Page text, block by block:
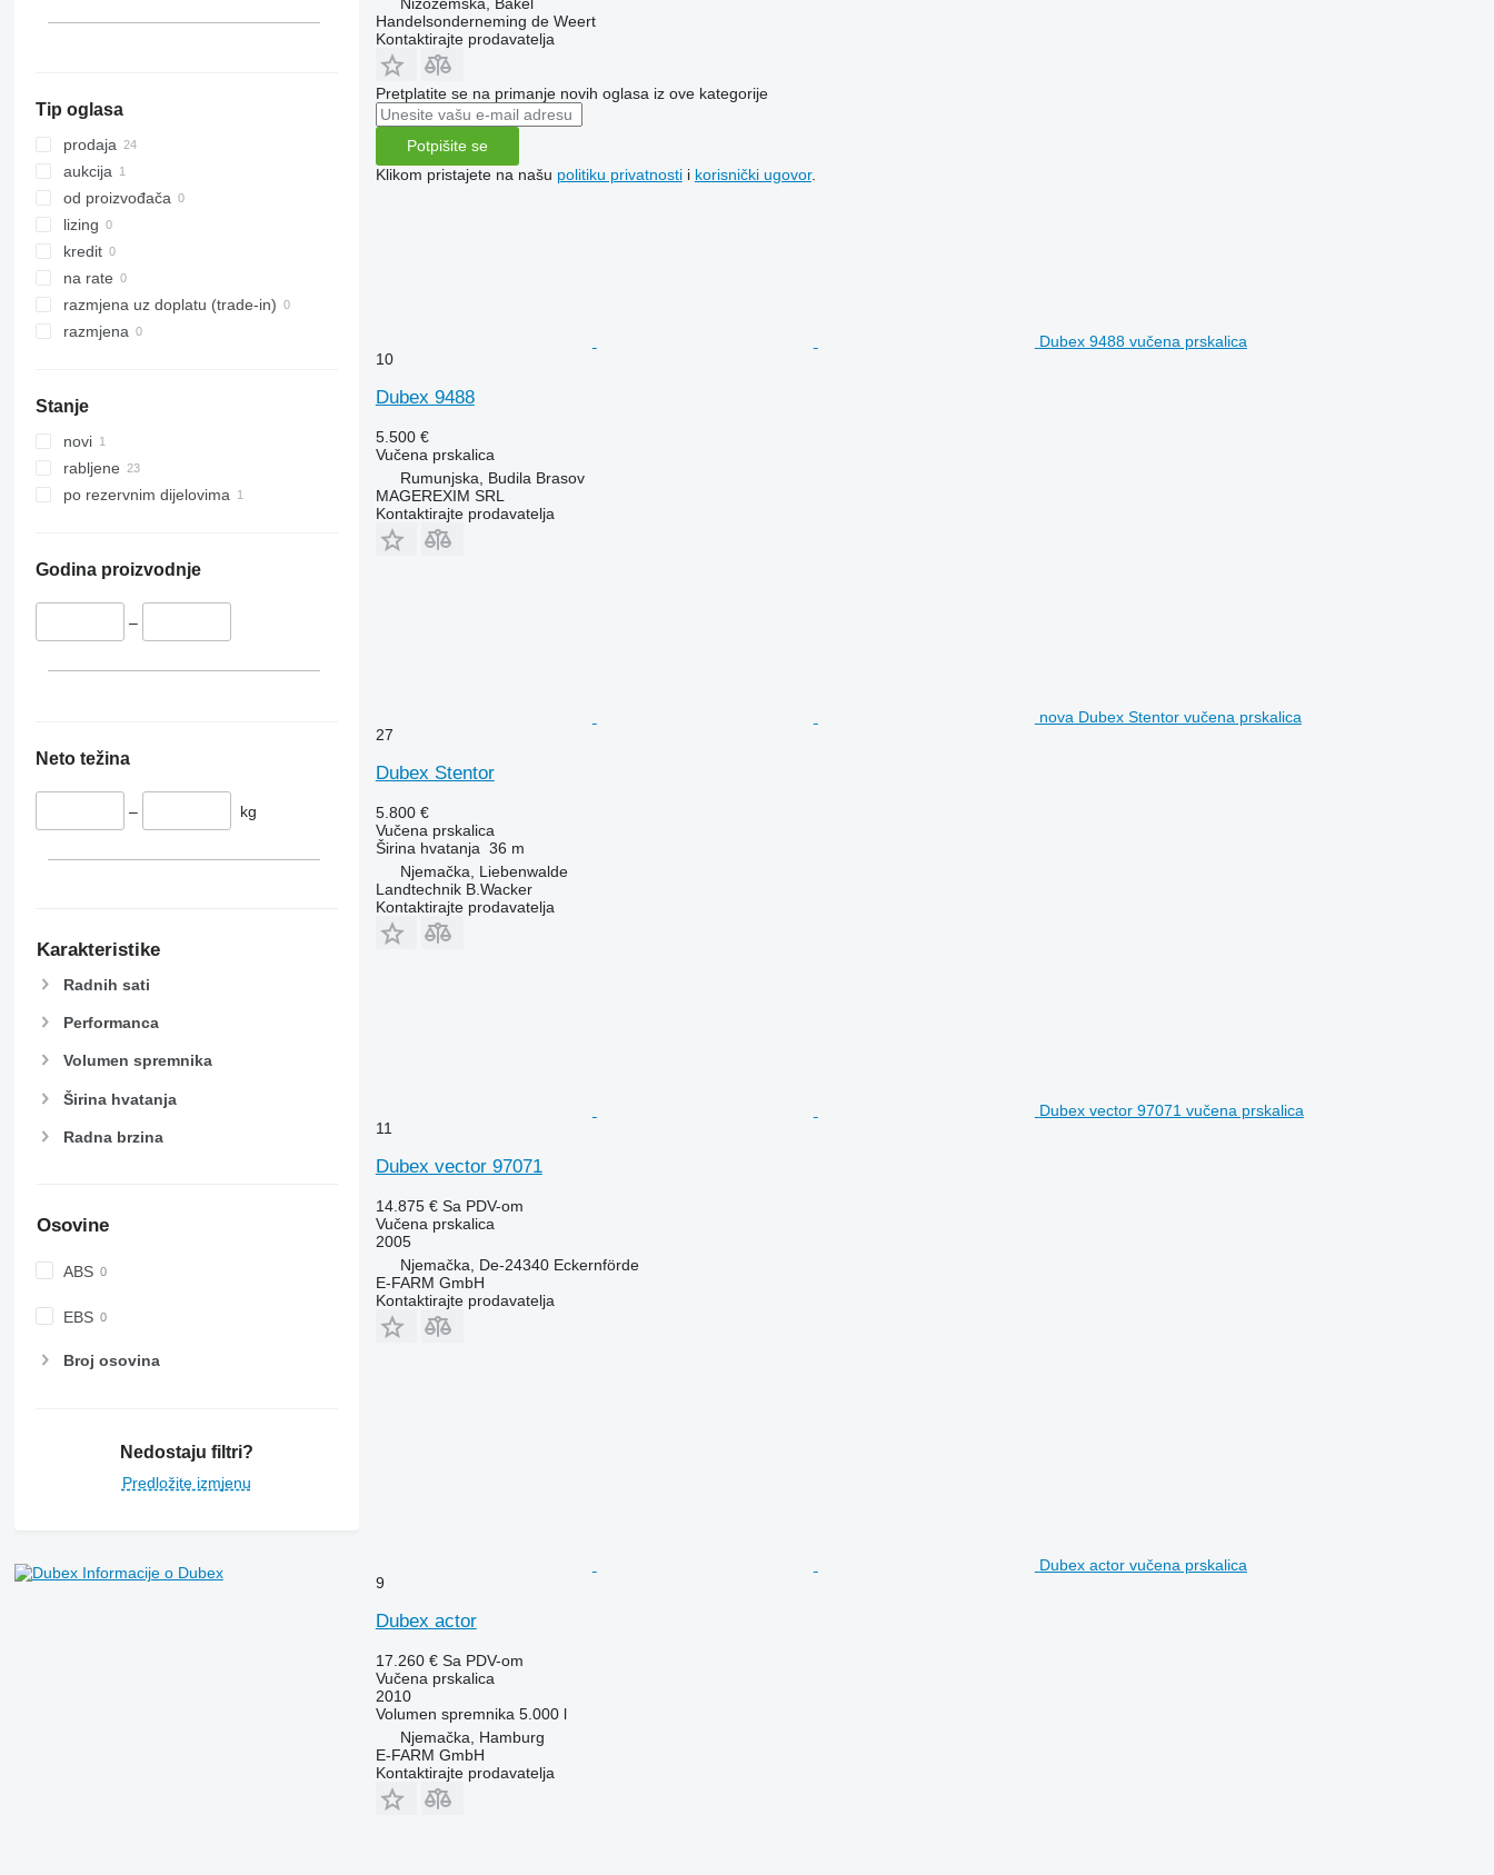
Tip oglasa
prodaja
aukcija
od proizvođača
lizing
kredit
na rate
razmjena uz doplatu (trade-in)
razmjena
Stanje
novi
rabljene
po rezervnim dijelovima
Godina proizvodnje
–
Neto težina
– kg
Karakteristike
Radnih sati
Performanca
Volumen spremnika
Širina hvatanja
Radna brzina
Osovine
ABS
EBS
Broj osovina
Nedostaju filtri?
Predložite izmjenu
Informacije o Dubex
Handelsonderneming de Weert
Kontaktirajte prodavatelja
Pretplatite se na primanje novih oglasa iz ove kategorije
Potpišite se
Klikom pristajete na našu politiku privatnostii korisnički ugovor.
Dubex 9488 vučena prskalica
10
Dubex 9488
5.500 €
Vučena prskalica
Rumunjska, Budila Brasov
MAGEREXIM SRL
Kontaktirajte prodavatelja
nova Dubex Stentor vučena prskalica
27
Dubex Stentor
5.800 €
Vučena prskalica
Širina hvatanja 36 m
Njemačka, Liebenwalde
Landtechnik B.Wacker
Kontaktirajte prodavatelja
Dubex vector 97071 vučena prskalica
11
Dubex vector 97071
14.875 € Sa PDV-om
Vučena prskalica
2005
Njemačka, De-24340 Eckernförde
E-FARM GmbH
Kontaktirajte prodavatelja
Dubex actor vučena prskalica
9
Dubex actor
17.260 € Sa PDV-om
Vučena prskalica
2010
Volumen spremnika 5.000 l
Njemačka, Hamburg
E-FARM GmbH
Kontaktirajte prodavatelja